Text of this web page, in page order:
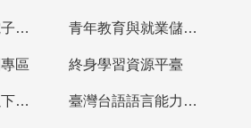
教育部統計處電子書櫃 青年教育與就業儲蓄帳戶
區 終身學習資源平臺
教育部高中等以下學校及幼兒園教師資格檢定考試 臺灣台語語言能力認證網站